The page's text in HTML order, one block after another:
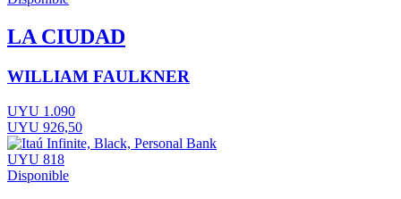
LA CIUDAD
WILLIAM FAULKNER
UYU 1.090
UYU 926,50
UYU 818
Disponible